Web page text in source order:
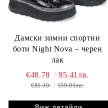
Дамски зимни спортни
боти Night Nova – черен
лак
€48.78 95.41лв.
€81.30 159.01лв.